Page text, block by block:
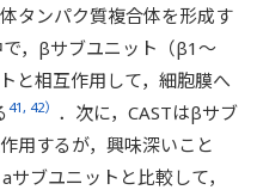
タンパク質複合体を形成す
，βサブユニット（β1～
と相互作用して，細胞膜へ
41, 42） ．次に，CASTはβサブ
用するが，興味深いこと
ブユニットと比較して，